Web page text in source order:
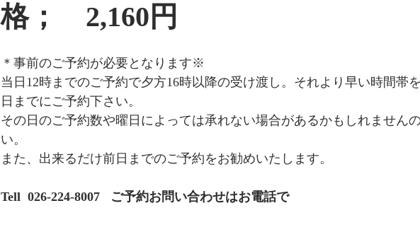
格；　2,160円
＊事前のご予約が必要となります※
当日12時までのご予約で夕方16時以降の受け渡し。それより早い時間帯
日までにご予約下さい。
その日のご予約数や曜日によっては承れない場合があるかもしれません
い。
また、出来るだけ前日までのご予約をお勧めいたします。
Tell  026-224-8007   ご予約お問い合わせはお電話で